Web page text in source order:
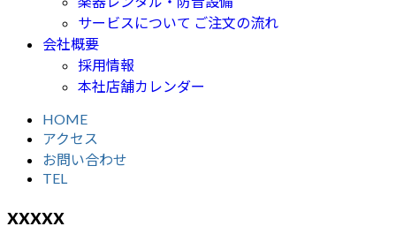
サービスについて ご注文の流れ
会社概要
採用情報
本社店舗カレンダー
HOME
アクセス
お問い合わせ
TEL
xxxxx